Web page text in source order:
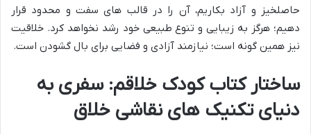
حاصلخیز و آزاد بکاریم، آن را در قالب های سفت و محدود قرار
دهیم؛ هرگز به زیبایی و تنوع طبیعی خود رشد نخواهد کرد. خلاقیت
نیز همین گونه است؛ نیازمند آزادی و فضایی برای بال گشودن است.
ساختار کتاب کودک خلاقم: سفری به
دنیای تکنیک های نقاشی خلاق